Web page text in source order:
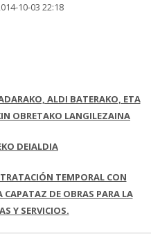
10-03 22:18
ALDI BATERAKO, ETA
OBRETAKO LANGILEZAINA
DEIALDIA
TEMPORAL CON
DE OBRAS PARA LA
Y SERVICIOS.